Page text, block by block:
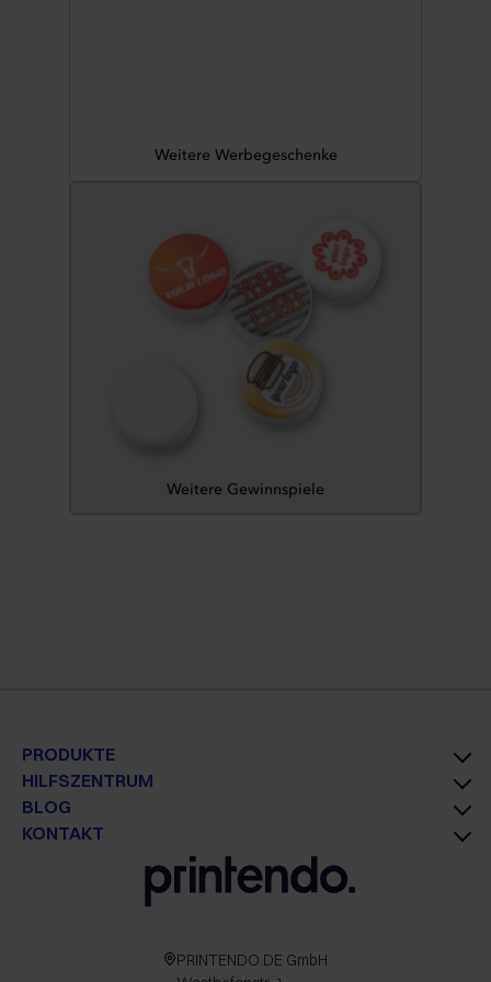
Weitere Werbegeschenke
Weitere Gewinnspiele
PRODUKTE
HILFSZENTRUM
BLOG
KONTAKT
PRINTENDO.DE GmbH